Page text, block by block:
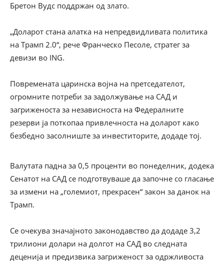
Бретон Вудс поддржан од злато.
„Доларот стана алатка на непредвидливата политика
на Трамп 2.0“, рече Франческо Песоле, стратег за
девизи во ING.
Повремената царинска војна на претседателот,
огромните потреби за задолжување на САД и
загриженоста за независноста на Федералните
резерви ја поткопаа привлечноста на доларот како
безбедно засолниште за инвеститорите, додаде тој.
Валутата падна за 0,5 проценти во понеделник, додека
Сенатот на САД се подготвуваше да започне со гласање
за измени на „големиот, прекрасен“ закон за данок на
Трамп.
Се очекува значајното законодавство да додаде 3,2
трилиони долари на долгот на САД во следната
деценија и предизвика загриженост за одржливоста